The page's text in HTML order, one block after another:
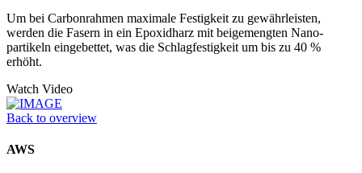
Um bei Carbonrahmen maximale Festigkeit zu gewährleisten,
werden die Fasern in ein Epoxidharz mit beigemengten Nano­
partikeln eingebettet, was die Schlagfestigkeit um bis zu 40 %
erhöht.
Watch Video
Back to overview
AWS